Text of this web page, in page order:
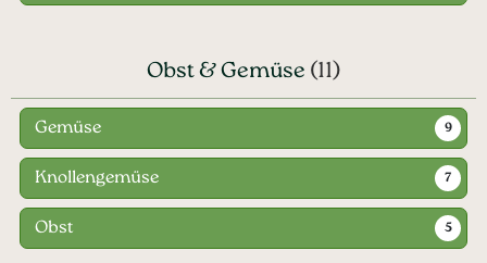
Obst & Gemüse (11)
Gemüse 9
Knollengemüse 7
Obst 5